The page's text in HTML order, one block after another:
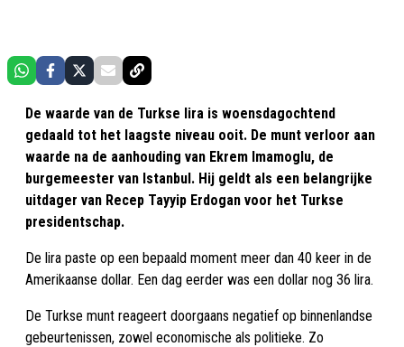
De waarde van de Turkse lira is woensdagochtend
gedaald tot het laagste niveau ooit. De munt verloor aan
waarde na de aanhouding van Ekrem Imamoglu, de
burgemeester van Istanbul. Hij geldt als een belangrijke
uitdager van Recep Tayyip Erdogan voor het Turkse
presidentschap.
De lira paste op een bepaald moment meer dan 40 keer in de
Amerikaanse dollar. Een dag eerder was een dollar nog 36 lira.
De Turkse munt reageert doorgaans negatief op binnenlandse
gebeurtenissen, zowel economische als politieke. Zo